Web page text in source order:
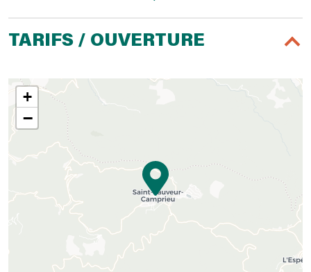
TARIFS / OUVERTURE
+
−